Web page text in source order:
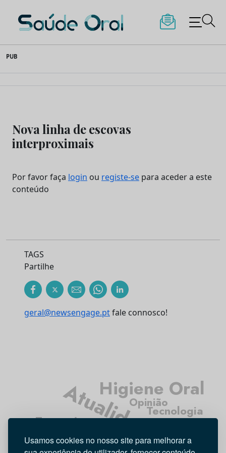
Usamos cookies no nosso site para melhorar a
to
content
Saúde Oral
PUB
Nova linha de escovas
interproximais
Por favor faça login ou registe-se para aceder a este
conteúdo
TAGS
Partilhe
geral@newsengage.ptfale connosco!
Atualidade
Médicos Dentistas
Higiene Oral
Entrevista
Opinião
Tecnologia